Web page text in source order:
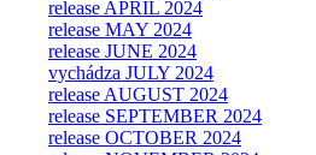
release APRIL 2024
release MAY 2024
release JUNE 2024
vychádza JULY 2024
release AUGUST 2024
release SEPTEMBER 2024
release OCTOBER 2024